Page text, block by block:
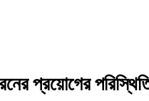
প্রয়োগের